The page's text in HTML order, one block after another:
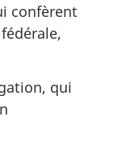
confèrent
qui